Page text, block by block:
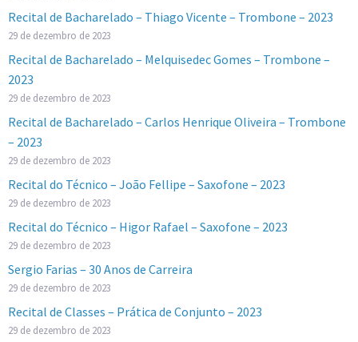
Recital de Bacharelado – Thiago Vicente – Trombone – 2023
29 de dezembro de 2023
Recital de Bacharelado – Melquisedec Gomes – Trombone –
2023
29 de dezembro de 2023
Recital de Bacharelado – Carlos Henrique Oliveira – Trombone
– 2023
29 de dezembro de 2023
Recital do Técnico – João Fellipe – Saxofone – 2023
29 de dezembro de 2023
Recital do Técnico – Higor Rafael – Saxofone – 2023
29 de dezembro de 2023
Sergio Farias – 30 Anos de Carreira
29 de dezembro de 2023
Recital de Classes – Prática de Conjunto – 2023
29 de dezembro de 2023